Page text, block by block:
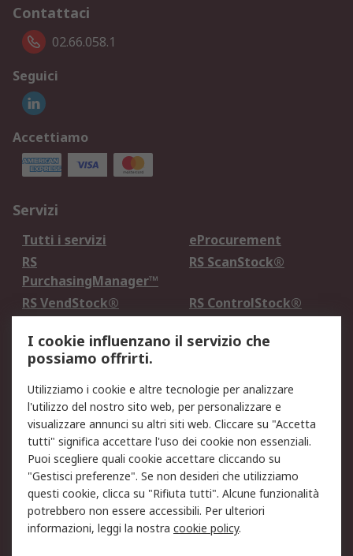
Contattaci
02.66.058.1
Seguici
Accettiamo
Servizi
Tutti i servizi
eProcurement
RS
PurchasingManager™
RS ScanStock®
RS VendStock®
RS ControlStock®
Legale
Informativa Cookie
Informativa Privacy -
Aggiornata
Email Security
Termini d'uso
Condizioni di vendita
Condizioni generali di
servizio
Etica e responsabilità
Chi Siamo
I cookie influenzano il servizio che
possiamo offrirti.
Utilizziamo i cookie e altre tecnologie per analizzare
l'utilizzo del nostro sito web, per personalizzare e
visualizzare annunci su altri siti web. Cliccare su "Accetta
tutti" significa accettare l'uso dei cookie non essenziali.
Puoi scegliere quali cookie accettare cliccando su
"Gestisci preferenze". Se non desideri che utilizziamo
questi cookie, clicca su "Rifiuta tutti". Alcune funzionalità
potrebbero non essere accessibili. Per ulteriori
informazioni, leggi la nostra cookie policy.